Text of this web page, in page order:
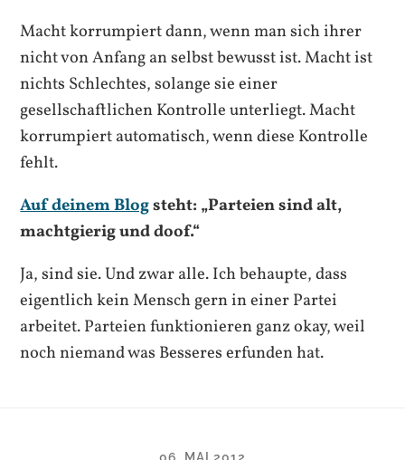
Macht korrumpiert dann, wenn man sich ihrer
nicht von Anfang an selbst bewusst ist. Macht ist
nichts Schlechtes, solange sie einer
gesellschaftlichen Kontrolle unterliegt. Macht
korrumpiert automatisch, wenn diese Kontrolle
fehlt.
Auf deinem Blogsteht: „Parteien sind alt,
machtgierig und doof.“
Ja, sind sie. Und zwar alle. Ich behaupte, dass
eigentlich kein Mensch gern in einer Partei
arbeitet. Parteien funktionieren ganz okay, weil
noch niemand was Besseres erfunden hat.